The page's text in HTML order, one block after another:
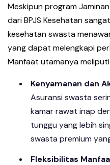
Meskipun program
dari BPJS Kesehatan
kesehatan swasta
yang dapat melengkapi
Manfaat utamanya
Kenyamanan dan
Asuransi swasta
kamar rawat inap
tunggu yang lebih
swasta premium
Fleksibilitas